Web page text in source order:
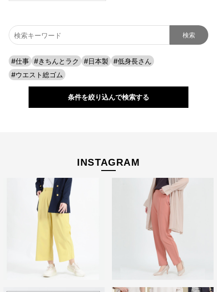
む旅行先でも、快適に過ごすための商品づくりを目指してい
ます。
本物のスタンダードを
#仕事 #きちんとラク #日本製
#低身長さん
#ウエスト総ゴム
条件を絞り込んで検索する
INSTAGRAM